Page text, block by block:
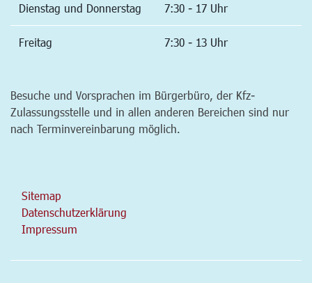
Dienstag und Donnerstag 7:30 - 17 Uhr
Freitag 7:30 - 13 Uhr
Besuche und Vorsprachen im Bürgerbüro, der Kfz-
Zulassungsstelle und in allen anderen Bereichen sind nur
nach Terminvereinbarung möglich.
Sitemap
Datenschutzerklärung
Impressum